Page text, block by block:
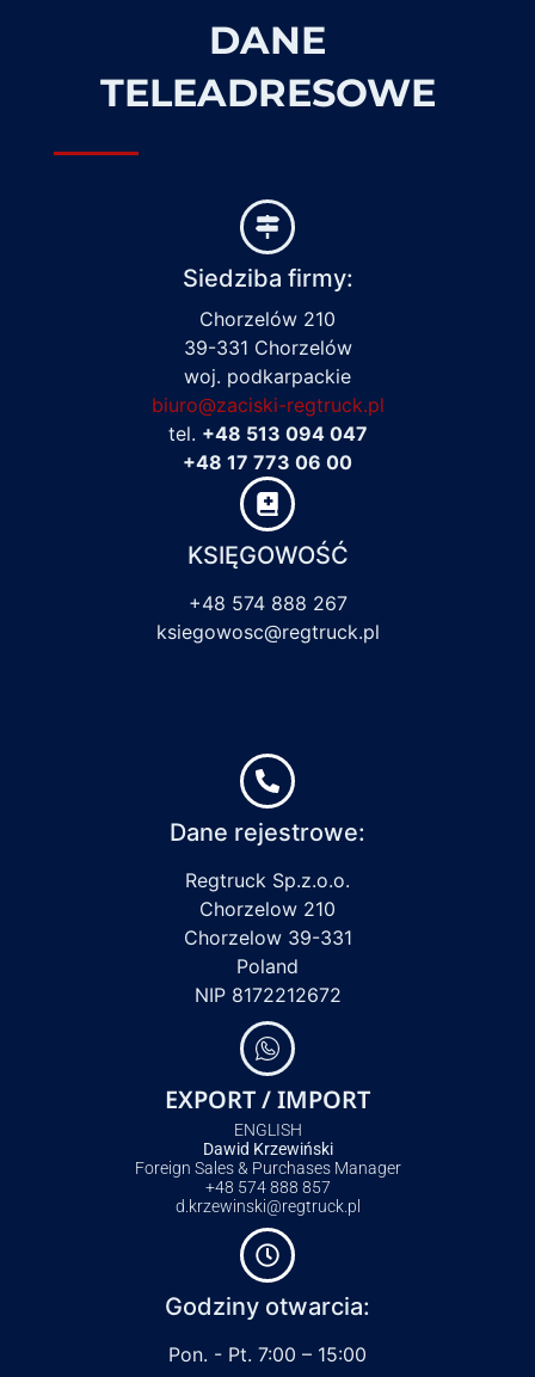
DANE
TELEADRESOWE
Siedziba firmy:
Chorzelów 210
39-331 Chorzelów
woj. podkarpackie
biuro@zaciski-regtruck.pl
tel. +48 513 094 047
+48 17 773 06 00
KSIĘGOWOŚĆ
+48 574 888 267
ksiegowosc@regtruck.pl
Dane rejestrowe:
Regtruck Sp.z.o.o.
Chorzelow 210
Chorzelow 39-331
Poland
NIP 8172212672
EXPORT / IMPORT
ENGLISH
Dawid Krzewiński
Foreign Sales & Purchases Manager
+48 574 888 857
d.krzewinski@regtruck.pl
Godziny otwarcia:
Pon. - Pt. 7:00 – 15:00